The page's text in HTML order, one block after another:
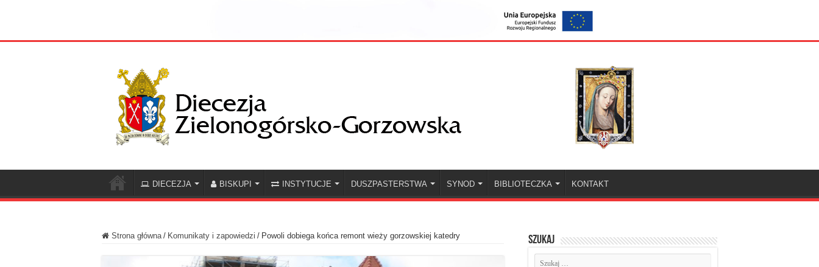
DIECEZJA BISKUPI INSTYTUCJE DUSZPASTERSTWA SYNOD BIBLIOTECZKA KONTAKT
Strona główna / Komunikaty i zapowiedzi / Powoli dobiega końca remont wieży gorzowskiej katedry Szukaj